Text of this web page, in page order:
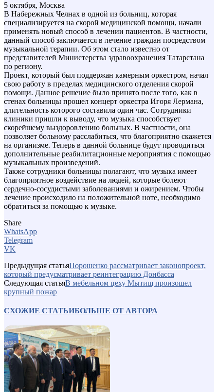
5 октября, Москва
В Набережных Челнах в одной из больниц, которая
специализируется на скорой медицинской помощи, начали
применять новый способ в лечении пациентов. В частности,
данный способ заключается в лечение граждан посредством
музыкальной терапии. Об этом стало известно от
представителей Министерства здравоохранения Татарстана
по региону.
Проект, который был поддержан камерным оркестром, начал
свою работу в пределах медицинского отделения скорой
помощи. Данное решение было принято после того, как в
стенах больницы прошел концерт оркестра Игоря Лермана,
длительность которого составила один час. Сотрудники
клиники пришли к выводу, что музыка способствует
скорейшему выздоровлению больных. В частности, она
позволяет больному расслабиться, что благоприятно скажется
на организме. Теперь в данной больнице будут проводиться
дополнительные реабилитационные мероприятия с помощью
музыкальных произведений.
Также сотрудники больницы полагают, что музыка имеет
благоприятное воздействие на людей, которые болеют
сердечно-сосудистыми заболеваниями и ожирением. Чтобы
лечение происходило на положительной ноте, необходимо
обратиться за помощью к музыке.
Share
WhatsApp
Telegram
VK
Предыдущая статьяПорошенко рассматривает законопроект,
который предусматривает реинтеграцию Донбасса
Следующая статьяВ мебельном цеху Мытищ произошел
крупный пожар
СХОЖИЕ СТАТЬИБОЛЬШЕ ОТ АВТОРА